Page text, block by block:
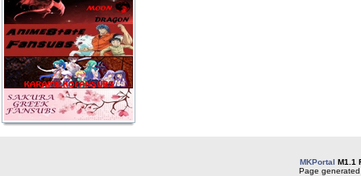
MKPortal M1.1
Page